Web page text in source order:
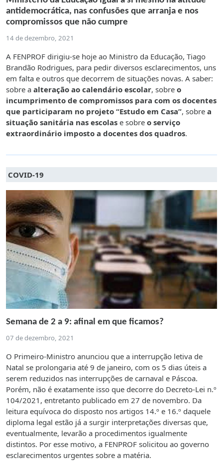
antidemocrática, nas confusões que arranja e nos
compromissos que não cumpre
14 de dezembro, 2021
A FENPROF dirigiu-se hoje ao Ministro da Educação, Tiago
Brandão Rodrigues, para pedir diversos esclarecimentos, uns
em falta e outros que decorrem de situações novas. A saber:
sobre a alteração ao calendário escolar, sobre o
incumprimento de compromissos para com os docentes
que participaram no projeto “Estudo em Casa”, sobre a
situação sanitária nas escolas e sobre o serviço
extraordinário imposto a docentes dos quadros.
COVID-19
Semana de 2 a 9: afinal em que ficamos?
07 de dezembro, 2021
O Primeiro-Ministro anunciou que a interrupção letiva de
Natal se prolongaria até 9 de janeiro, com os 5 dias úteis a
serem reduzidos nas interrupções de carnaval e Páscoa.
Porém, não é exatamente isso que decorre do Decreto-Lei n.º
104/2021, entretanto publicado em 27 de novembro. Da
leitura equívoca do disposto nos artigos 14.º e 16.º daquele
diploma legal estão já a surgir interpretações diversas que,
eventualmente, levarão a procedimentos igualmente
distintos. Por esse motivo, a FENPROF solicitou ao governo
esclarecimentos urgentes sobre a matéria.